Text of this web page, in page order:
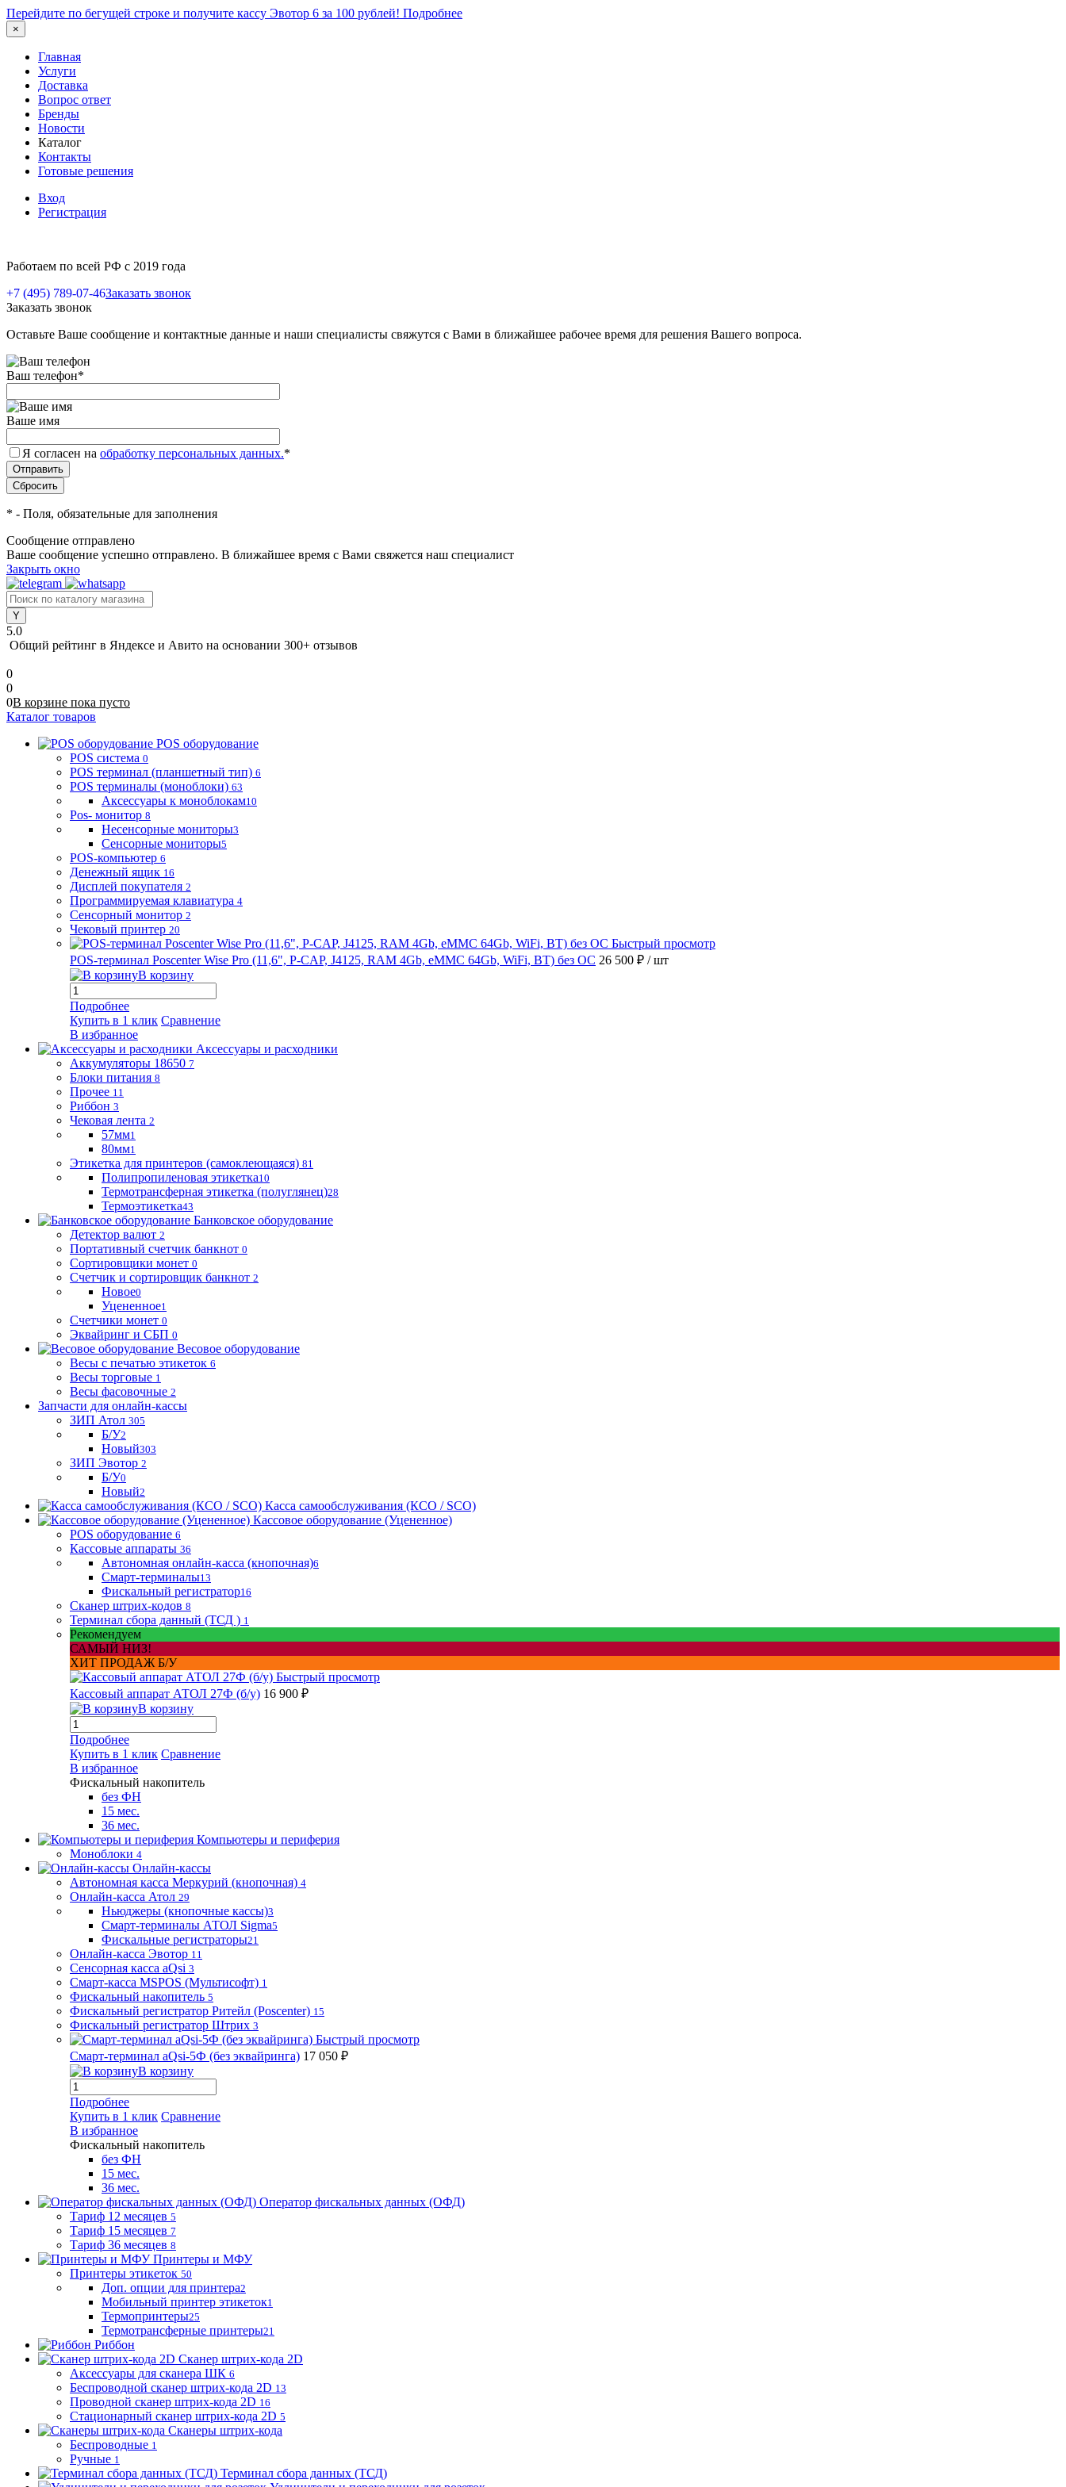
Перейдите по бегущей строке и получите кассу Эвотор 6 за 100 рублей! Подробнее
×
Главная
Услуги
Доставка
Вопрос ответ
Бренды
Новости
Каталог
Контакты
Готовые решения
Вход
Регистрация
Работаем по всей РФ с 2019 года
+7 (495) 789-07-46Заказать звонок
Заказать звонок
Оставьте Ваше сообщение и контактные данные и наши специалисты свяжутся с Вами в ближайшее рабочее время для решения Вашего вопроса.
Ваш телефон*
Ваше имя
Я согласен на обработку персональных данных.*
* - Поля, обязательные для заполнения
Сообщение отправлено
Ваше сообщение успешно отправлено. В ближайшее время с Вами свяжется наш специалист
Закрыть окно
5.0
Общий рейтинг в Яндексе и Авито на основании 300+ отзывов
0
0
0В корзине пока пусто
Каталог товаров
POS оборудование
POS система 0
POS терминал (планшетный тип) 6
POS терминалы (моноблоки) 63
Аксессуары к моноблокам10
Pos- монитор 8
Несенсорные мониторы3
Сенсорные мониторы5
POS-компьютер 6
Денежный ящик 16
Дисплей покупателя 2
Программируемая клавиатура 4
Сенсорный монитор 2
Чековый принтер 20
Быстрый просмотр
POS-терминал Poscenter Wise Pro (11,6", P-CAP, J4125, RAM 4Gb, eMMC 64Gb, WiFi, BT) без ОС 26 500 ₽ / шт
В корзину
Подробнее
Купить в 1 клик Сравнение
В избранное
Аксессуары и расходники
Аккумуляторы 18650 7
Блоки питания 8
Прочее 11
Риббон 3
Чековая лента 2
57мм1
80мм1
Этикетка для принтеров (самоклеющаяся) 81
Полипропиленовая этикетка10
Термотрансферная этикетка (полуглянец)28
Термоэтикетка43
Банковское оборудование
Детектор валют 2
Портативный счетчик банкнот 0
Сортировщики монет 0
Счетчик и сортировщик банкнот 2
Новое0
Уцененное1
Счетчики монет 0
Эквайринг и СБП 0
Весовое оборудование
Весы с печатью этикеток 6
Весы торговые 1
Весы фасовочные 2
Запчасти для онлайн-кассы
ЗИП Атол 305
Б/У2
Новый303
ЗИП Эвотор 2
Б/У0
Новый2
Касса самообслуживания (КСО / SCO)
Кассовое оборудование (Уцененное)
POS оборудование 6
Кассовые аппараты 36
Автономная онлайн-касса (кнопочная)6
Смарт-терминалы13
Фискальный регистратор16
Сканер штрих-кодов 8
Терминал сбора данный (ТСД ) 1
Рекомендуем
САМЫЙ НИЗ!
ХИТ ПРОДАЖ Б/У
Быстрый просмотр
Кассовый аппарат АТОЛ 27Ф (б/у) 16 900 ₽
В корзину
Подробнее
Купить в 1 клик Сравнение
В избранное
Фискальный накопитель
без ФН
15 мес.
36 мес.
Компьютеры и периферия
Моноблоки 4
Онлайн-кассы
Автономная касса Меркурий (кнопочная) 4
Онлайн-касса Атол 29
Ньюджеры (кнопочные кассы)3
Смарт-терминалы АТОЛ Sigma5
Фискальные регистраторы21
Онлайн-касса Эвотор 11
Сенсорная касса aQsi 3
Смарт-касса MSPOS (Мультисофт) 1
Фискальный накопитель 5
Фискальный регистратор Ритейл (Poscenter) 15
Фискальный регистратор Штрих 3
Быстрый просмотр
Смарт-терминал aQsi-5Ф (без эквайринга) 17 050 ₽
В корзину
Подробнее
Купить в 1 клик Сравнение
В избранное
Фискальный накопитель
без ФН
15 мес.
36 мес.
Оператор фискальных данных (ОФД)
Тариф 12 месяцев 5
Тариф 15 месяцев 7
Тариф 36 месяцев 8
Принтеры и МФУ
Принтеры этикеток 50
Доп. опции для принтера2
Мобильный принтер этикеток1
Термопринтеры25
Термотрансферные принтеры21
Риббон
Сканер штрих-кода 2D
Аксессуары для сканера ШК 6
Беспроводной сканер штрих-кода 2D 13
Проводной сканер штрих-кода 2D 16
Стационарный сканер штрих-кода 2D 5
Сканеры штрих-кода
Беспроводные 1
Ручные 1
Терминал сбора данных (ТСД)